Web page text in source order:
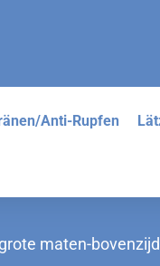
Anti-Rupfen
maten-